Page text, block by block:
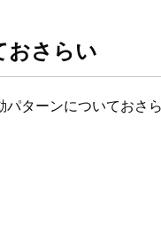
おさらい
ターンについておさら